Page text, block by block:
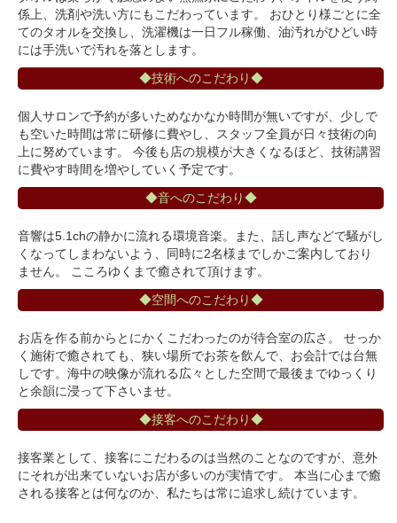
係上、洗剤や洗い方にもこだわっています。 おひとり様ごとに全
てのタオルを交換し、洗濯機は一日フル稼働、油汚れがひどい時
には手洗いで汚れを落とします。
◆技術へのこだわり◆
個人サロンで予約が多いためなかなか時間が無いですが、少しで
も空いた時間は常に研修に費やし、スタッフ全員が日々技術の向
上に努めています。 今後も店の規模が大きくなるほど、技術講習
に費やす時間を増やしていく予定です。
◆音へのこだわり◆
音響は5.1chの静かに流れる環境音楽。また、話し声などで騒がし
くなってしまわないよう、同時に2名様までしかご案内しており
ません。 こころゆくまで癒されて頂けます。
◆空間へのこだわり◆
お店を作る前からとにかくこだわったのが待合室の広さ。 せっか
く施術で癒されても、狭い場所でお茶を飲んで、お会計では台無
しです。海中の映像が流れる広々とした空間で最後までゆっくり
と余韻に浸って下さいませ。
◆接客へのこだわり◆
接客業として、接客にこだわるのは当然のことなのですが、意外
にそれが出来ていないお店が多いのが実情です。 本当に心まで癒
される接客とは何なのか、私たちは常に追求し続けています。